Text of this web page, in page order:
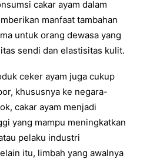
cakar ayam dalam
manfaat tambahan
untuk orang dewasa yang
sendi dan elastisitas kulit.
ceker ayam juga cukup
khususnya ke negara-
cakar ayam menjadi
yang mampu meningkatkan
pelaku industri
itu, limbah yang awalnya